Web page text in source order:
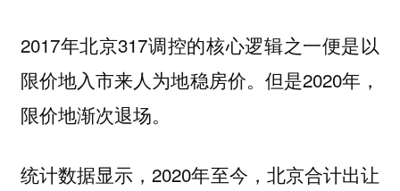
2017年北京317调控的核心逻辑之一便是以
限价地入市来人为地稳房价。但是2020年，
限价地渐次退场。
统计数据显示，2020年至今，北京合计出让